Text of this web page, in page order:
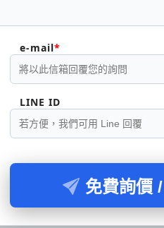
e-mail
LINE ID
免費詢價